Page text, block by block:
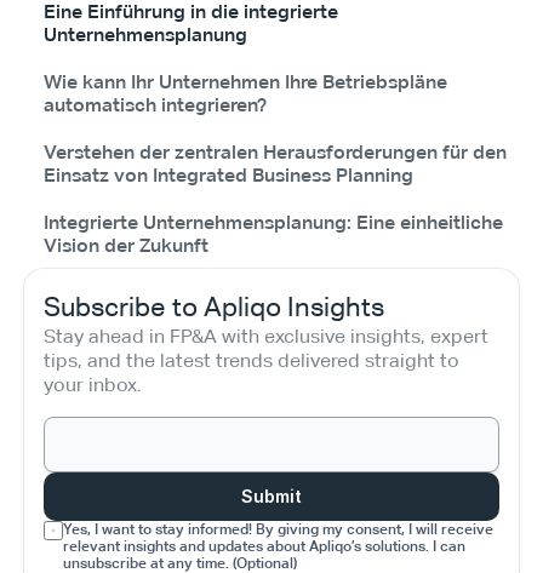
Eine Einführung in die integrierte
Unternehmensplanung
Wie kann Ihr Unternehmen Ihre Betriebspläne
automatisch integrieren?
Verstehen der zentralen Herausforderungen für den
Einsatz von Integrated Business Planning
Integrierte Unternehmensplanung: Eine einheitliche
Vision der Zukunft
Subscribe to Apliqo Insights
Stay ahead in FP&A with exclusive insights, expert
tips, and the latest trends delivered straight to
your inbox.
Submit
Yes, I want to stay informed! By giving my consent, I will receive
relevant insights and updates about Apliqo’s solutions. I can
unsubscribe at any time. (Optional)